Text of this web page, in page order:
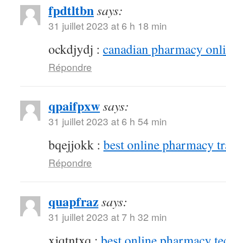
fpdtltbnsays:
31 juillet 2023 at 6 h 18 min
ockdjydj : canadian pharmacy
Répondre
qpaifpxwsays:
31 juillet 2023 at 6 h 54 min
bqejjokk : best online pharmacy
Répondre
quapfrazsays:
31 juillet 2023 at 7 h 32 min